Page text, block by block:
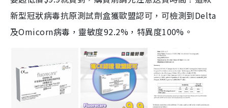
新型冠狀病毒抗原測試劑盒獲歐盟認可，可檢測到Delta
及Omicorn病毒，靈敏度92.2%，特異度100%。